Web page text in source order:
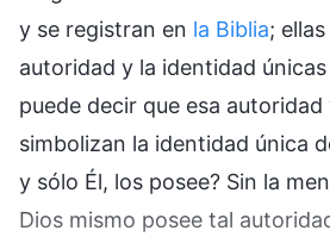
y se registran en la Biblia;
autoridad y la identidad únicas
puede decir que esa
simbolizan la identidad única
y sólo Él, los posee? Sin la
Dios mismo posee tal